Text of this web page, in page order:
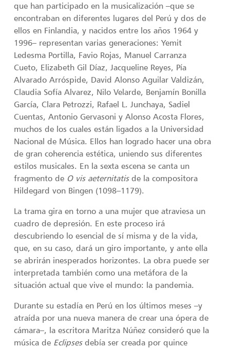
que han participado en la musicalización –que se
encontraban en diferentes lugares del Perú y dos de
ellos en Finlandia, y nacidos entre los años 1964 y
1996– representan varias generaciones: Yemit
Ledesma Portilla, Favio Rojas, Manuel Carranza
Cueto, Elizabeth Gil Díaz, Jacqueline Reyes, Pía
Alvarado Arróspide, David Alonso Aguilar Valdizán,
Claudia Sofía Alvarez, Nilo Velarde, Benjamín Bonilla
García, Clara Petrozzi, Rafael L. Junchaya, Sadiel
Cuentas, Antonio Gervasoni y Alonso Acosta Flores,
muchos de los cuales están ligados a la Universidad
Nacional de Música. Ellos han logrado hacer una obra
de gran coherencia estética, uniendo sus diferentes
estilos musicales. En la sexta escena se canta un
fragmento de O vis aeternitatisde la compositora
Hildegard von Bingen (1098–1179).
La trama gira en torno a una mujer que atraviesa un
cuadro de depresión. En este proceso irá
descubriendo lo esencial de sí misma y de la vida,
que, en su caso, dará un giro importante, y ante ella
se abrirán inesperados horizontes. La obra puede ser
interpretada también como una metáfora de la
situación actual que vive el mundo: la pandemia.
Durante su estadía en Perú en los últimos meses –y
atraída por una nueva manera de crear una ópera de
cámara–, la escritora Maritza Núñez consideró que la
música de Eclipsesdebía ser creada por quince